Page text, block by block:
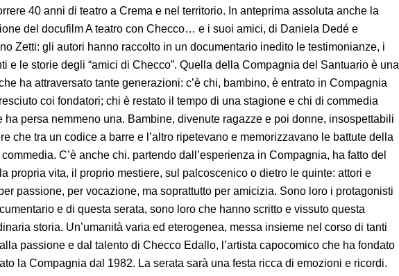
40 anni di teatro a Crema e nel territorio. In anteprima assoluta anche la
del docufilm A teatro con Checco… e i suoi amici, di Daniela Dedé e
Zetti: gli autori hanno raccolto in un documentario inedito le testimonianze, i
e le storie degli “amici di Checco”. Quella della Compagnia del Santuario è una
ha attraversato tante generazioni: c’è chi, bambino, è entrato in Compagnia
coi fondatori; chi è restato il tempo di una stagione e chi di commedia
ha persa nemmeno una. Bambine, divenute ragazze e poi donne, insospettabili
che tra un codice a barre e l’altro ripetevano e memorizzavano le battute della
C’è anche chi. partendo dall’esperienza in Compagnia, ha fatto del
propria vita, il proprio mestiere, sul palcoscenico o dietro le quinte: attori e
passione, per vocazione, ma soprattutto per amicizia. Sono loro i protagonisti
e di questa serata, sono loro che hanno scritto e vissuto questa
storia. Un’umanità varia ed eterogenea, messa insieme nel corso di tanti
passione e dal talento di Checco Edallo, l’artista capocomico che ha fondato
la Compagnia dal 1982. La serata sarà una festa ricca di emozioni e ricordi.